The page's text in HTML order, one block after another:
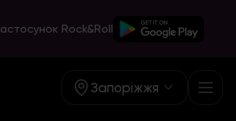
Rock&Roll
Запоріжжя